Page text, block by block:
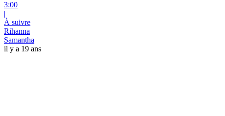
3:00
|
À suivre
Rihanna
Samantha
il y a 19 ans